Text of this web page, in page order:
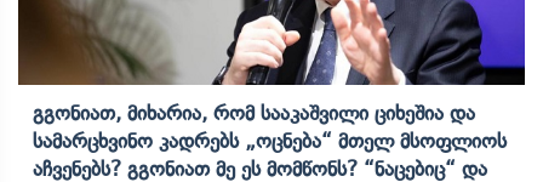
Გგონიათ, Მიხარია, Რომ Სააკაშვილი Ციხეშია Და
Სამარცხვინო Კადრებს „ოცნება“ Მთელ Მსოფლიოს
Აჩვენებს? Გგონიათ Მე Ეს Მომწონს? “ნაცებიც“ Და